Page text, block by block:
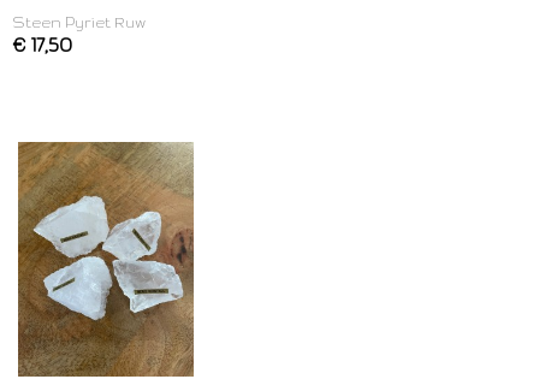
Steen Pyriet Ruw
€ 17,50